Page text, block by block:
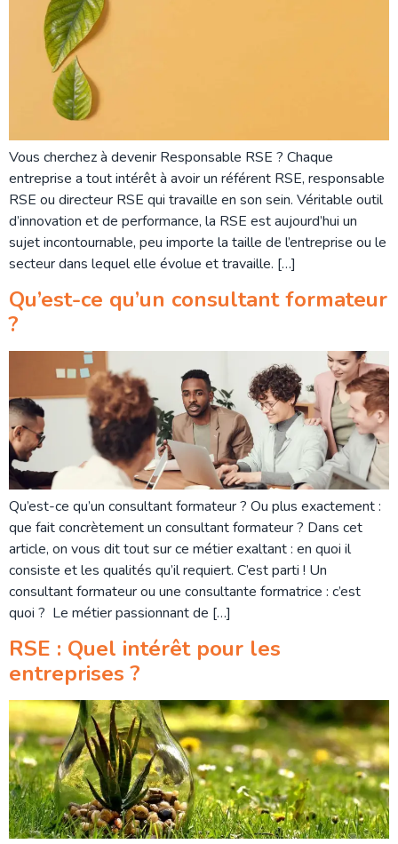
Vous cherchez à devenir Responsable RSE ? Chaque
entreprise a tout intérêt à avoir un référent RSE, responsable
RSE ou directeur RSE qui travaille en son sein. Véritable outil
d’innovation et de performance, la RSE est aujourd’hui un
sujet incontournable, peu importe la taille de l’entreprise ou le
secteur dans lequel elle évolue et travaille. […]
Qu’est-ce qu’un consultant formateur
?
Qu’est-ce qu’un consultant formateur ? Ou plus exactement :
que fait concrètement un consultant formateur ? Dans cet
article, on vous dit tout sur ce métier exaltant : en quoi il
consiste et les qualités qu’il requiert. C’est parti ! Un
consultant formateur ou une consultante formatrice : c’est
quoi ? Le métier passionnant de […]
RSE : Quel intérêt pour les
entreprises ?